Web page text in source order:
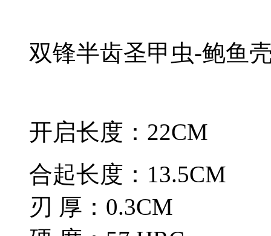
双锋半齿圣甲虫-鲍鱼
开启长度：22CM
合起长度：13.5CM
刃 厚：0.3CM